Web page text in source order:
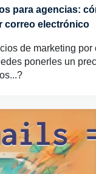
para agencias:
correo electrónico
de marketing
ponerles un